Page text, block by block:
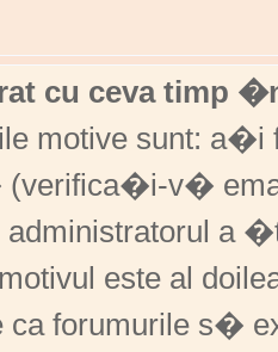
cu ceva timp
motive sunt: a�i
v�
a
este al
forumurile s�